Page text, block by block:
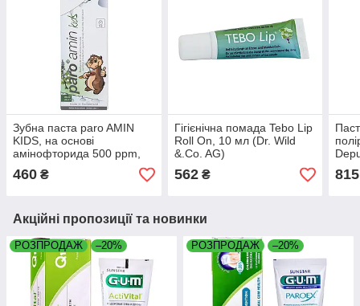
Зубна паста paro AMIN
KIDS, на основі
амінофторида 500 ppm,
75 мл (Esro AG)
460 ₴
Гігієнічна помада Tebo Lip
Roll On, 10 мл (Dr. Wild
&.Co. AG)
562₴
75
815
Акційні пропозиції та новинки
РОЗПРОДАЖ –20% РОЗПРОДАЖ –20%